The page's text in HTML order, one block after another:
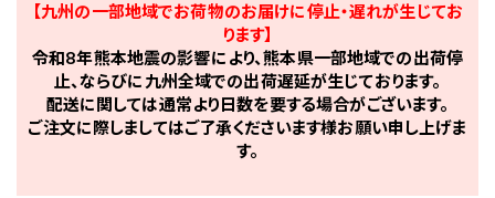
【九州の一部地域でお荷物のお届けに停止・遅れが生じてお
ります】
令和8年熊本地震の影響により、熊本県一部地域での出荷停
止、ならびに九州全域での出荷遅延が生じております。
配送に関しては通常より日数を要する場合がございます。
ご注文に際しましてはご了承くださいます様お願い申し上げま
す。